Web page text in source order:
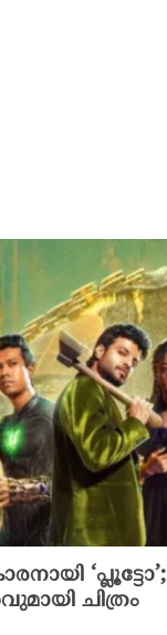
‘പ്ലൂട്ടോ’;
ചിത്രം